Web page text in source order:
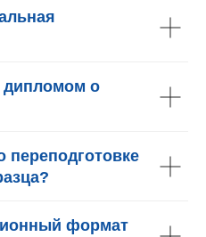
дипломом о
формат